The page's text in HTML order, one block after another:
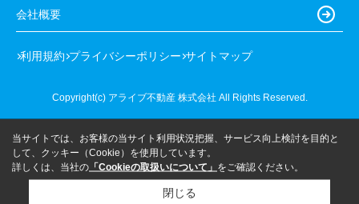
会社概要
利用規約 プライバシーポリシー サイトマップ
Copyright(c) アライブ不動産 株式会社 All Rights Reserved.
当サイトでは、お客様の当サイト利用状況把握、サービス向上検討を目的と
して、クッキー（Cookie）を使用しています。
詳しくは、当社の 「Cookieの取扱いについて」 をご確認ください。
閉じる